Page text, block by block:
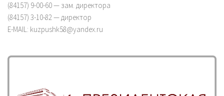
(84157) 9-00-60 — зам. директора
(84157) 3-10-82 — директор
E-MAIL: kuzpushk58@yandex.ru